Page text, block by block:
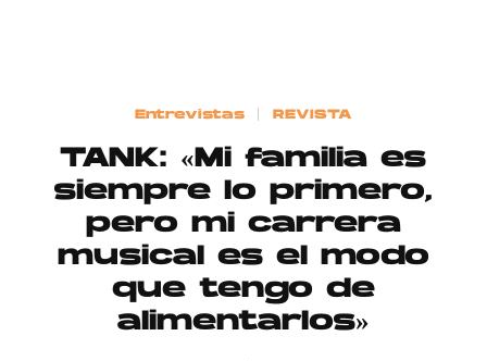
Contacto
Aviso Legal
© 2015-2022 UMOMAG. PROPIEDAD DE UMO agency. TODOS LOS
Entrevistas REVISTA
TANK: «Mi familia es
siempre lo primero,
pero mi carrera
musical es el modo
que tengo de
alimentarlos»